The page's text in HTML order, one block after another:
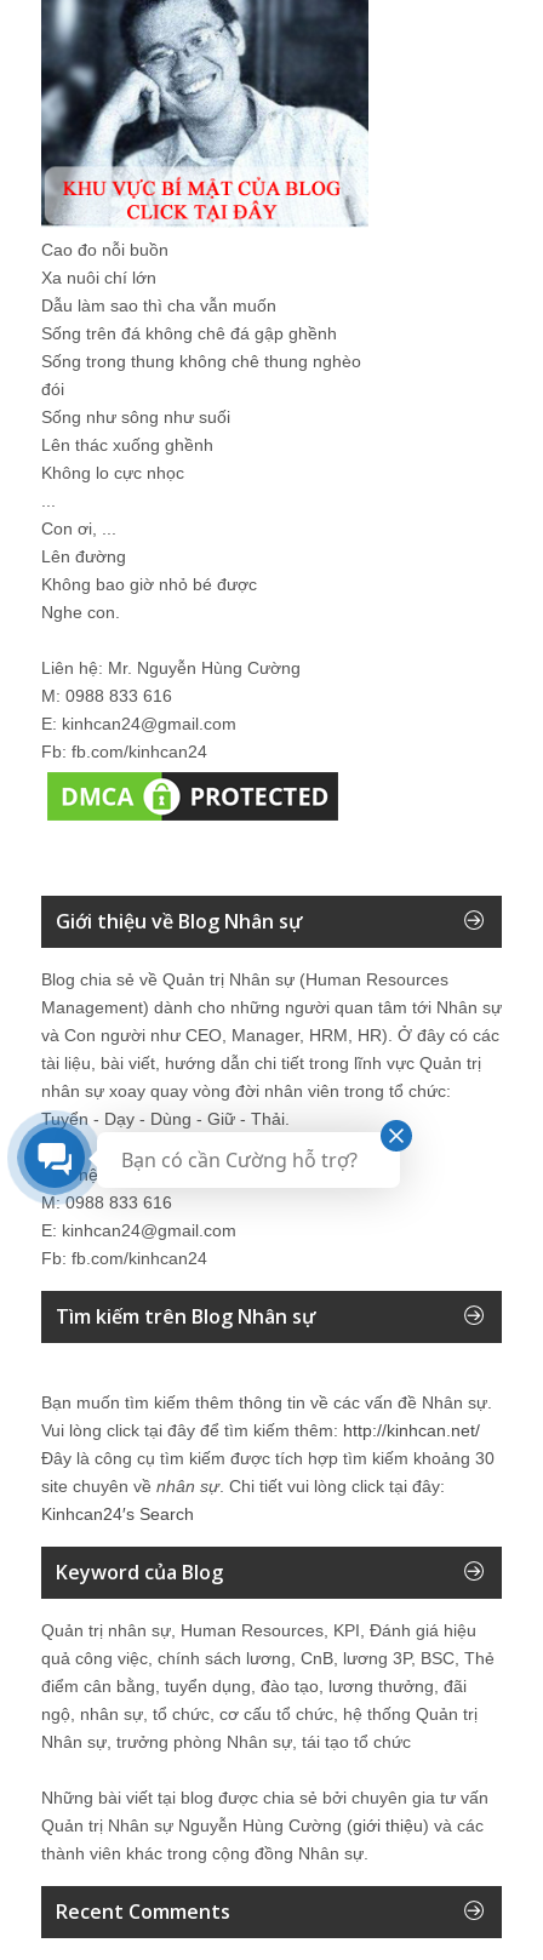
Cao đo nỗi buồn
Xa nuôi chí lớn
Dẫu làm sao thì cha vẫn muốn
Sống trên đá không chê đá gập ghềnh
Sống trong thung không chê thung nghèo
đói
Sống như sông như suối
Lên thác xuống ghềnh
Không lo cực nhọc
Con ơi, ...
Lên đường
Không bao giờ nhỏ bé được
Nghe con.
Liên hệ: Mr. Nguyễn Hùng Cường
M: 0988 833 616
E: kinhcan24@gmail.com
Fb: fb.com/kinhcan24
Giới thiệu về Blog Nhân sự
Blog chia sẻ về Quản trị Nhân sự (Human Resources
Management) dành cho những người quan tâm tới Nhân sự
và Con người như CEO, Manager, HRM, HR). Ở đây có các
tài liệu, bài viết, hướng dẫn chi tiết trong lĩnh vực Quản trị
nhân sự xoay quay vòng đời nhân viên trong tổ chức:
Tuyển - Dạy - Dùng - Giữ - Thải.
Liên hệ: Mr. Nguyễn Hùng Cường
M: 0988 833 616
E: kinhcan24@gmail.com
Fb: fb.com/kinhcan24
Tìm kiếm trên Blog Nhân sự
Bạn muốn tìm kiếm thêm thông tin về các vấn đề Nhân sự
Vui lòng click tại đây để tìm kiếm thêm: http://kinhcan.net/
Đây là công cụ tìm kiếm được tích hợp tìm kiếm khoảng 30
site chuyên về nhân sự. Chi tiết vui lòng click tại đây:
Kinhcan24′s Search
Keyword của Blog
Quản trị nhân sự, Human Resources, KPI, Đánh giá hiệu
quả công việc, chính sách lương, CnB, lương 3P, BSC, Thẻ
điểm cân bằng, tuyển dụng, đào tạo, lương thưởng, đãi
ngộ, nhân sự, tổ chức, cơ cấu tổ chức, hệ thống Quản trị
Nhân sự, trưởng phòng Nhân sự, tái tạo tổ chức
Những bài viết tại blog được chia sẻ bởi chuyên gia tư vấn
Quản trị Nhân sự Nguyễn Hùng Cường (giới thiệu) và các
thành viên khác trong cộng đồng Nhân sự.
Recent Comments
Bạn có cần Cường hỗ trợ?